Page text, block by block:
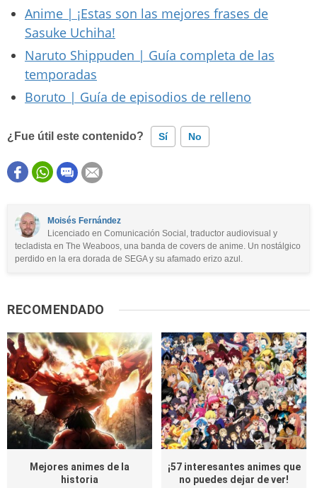
Anime | ¡Estas son las mejores frases de
Sasuke Uchiha!
Naruto Shippuden | Guía completa de las
temporadas
Boruto | Guía de episodios de relleno
¿Fue útil este contenido? Sí No
Este contenido contiene información incorrecta
Otro
Moisés Fernández
Licenciado en Comunicación Social, traductor audiovisual y
tecladista en The Weaboos, una banda de covers de anime. Un nostálgico
perdido en la era dorada de SEGA y su afamado erizo azul.
RECOMENDADO
Mejores animes de la
historia
¡57 interesantes animes que
no puedes dejar de ver!